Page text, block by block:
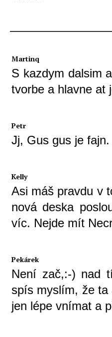
Martinq
S kazdym dalsim
tvorbe a hlavne at
Petr
Jj, Gus gus je fajn.
Kelly
Asi máš pravdu v
nová deska
víc. Nejde mít
Pekárek
Není zač,:-) nad
spís myslím, že ta
jen lépe vnímat a